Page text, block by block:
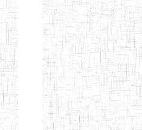
Chercher:
Effacer les filtres
Denomination
Type